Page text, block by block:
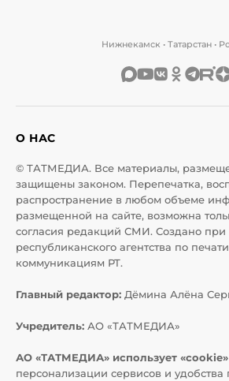
Нижнекамск • Татарстан •
О НАС
© ТАТМЕДИА. Все материалы,
защищены законом. Перепечатка,
распространение в любом объеме
размещенной на сайте, возможна
согласия редакций СМИ. Создано
республиканского агентства по
коммуникациям РТ.
Главный редактор: Дёмина Алёна
Учредитель: АО «ТАТМЕДИА»
АО «ТАТМЕДИА» использует «cookie»
персонализации сервисов и удобства